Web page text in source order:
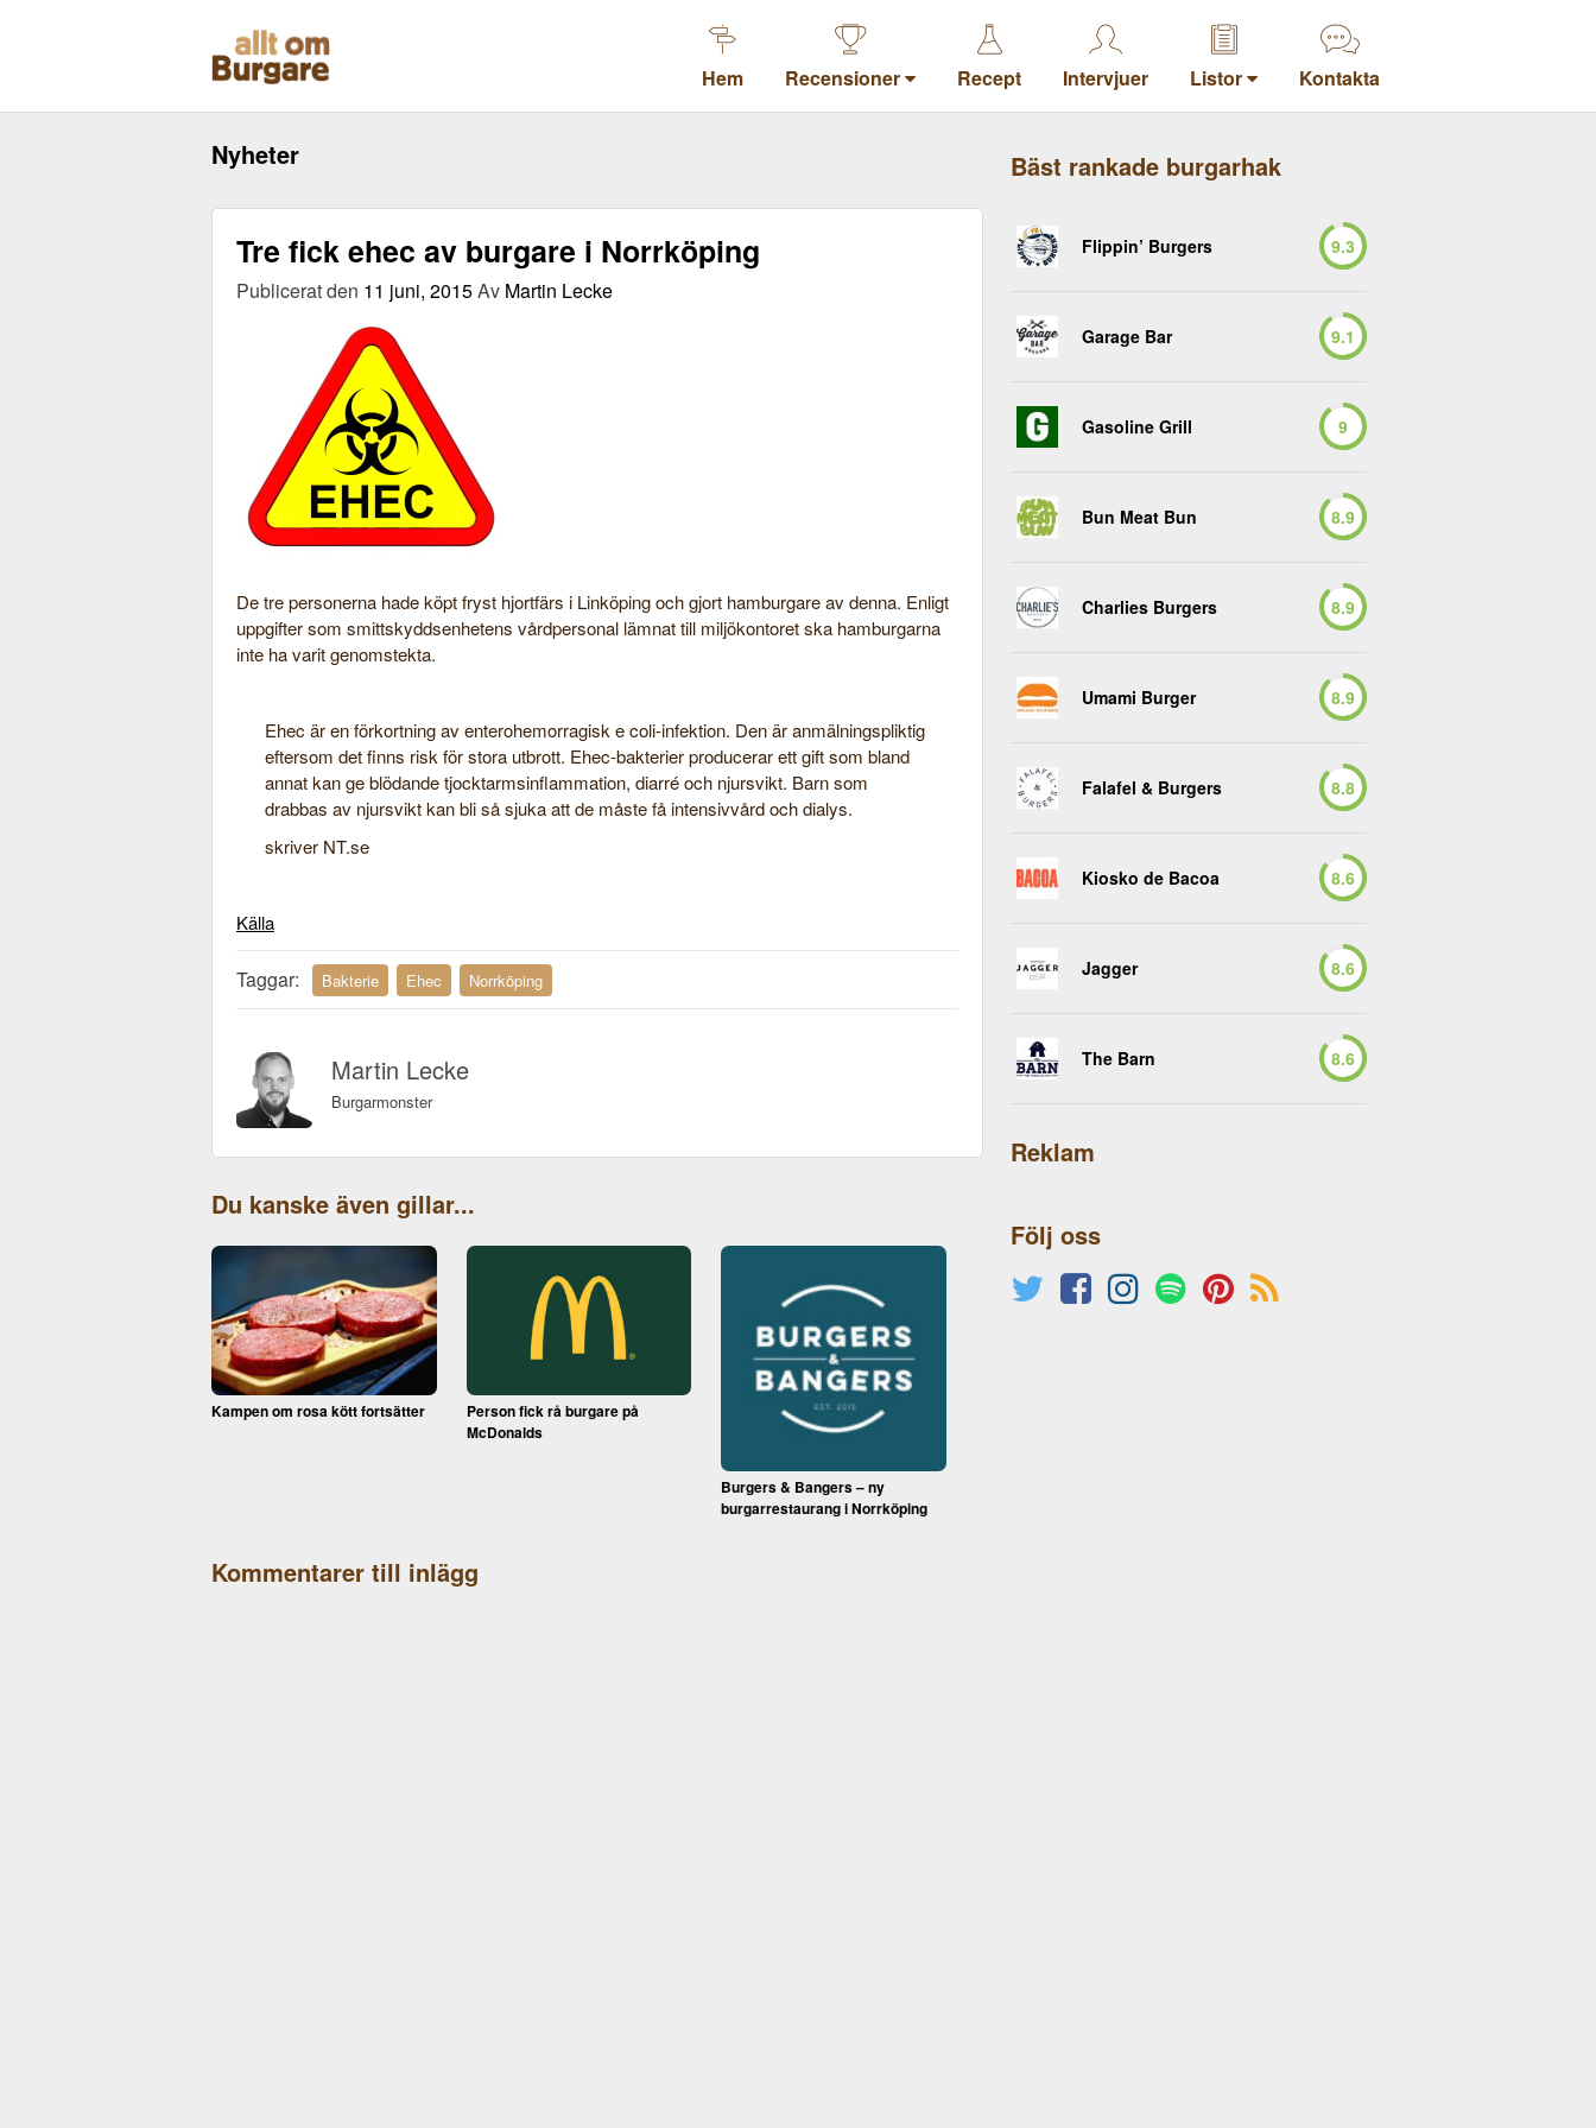
Hem Recensioner Recept Intervjuer Listor Kontakta
Nyheter
Tre fick ehec av burgare i Norrköping
Publicerat den 11 juni, 2015Av Martin Lecke
De tre personerna hade köpt fryst hjortfärs i Linköping och gjort hamburgare av denna. Enligt
uppgifter som smittskyddsenhetens vårdpersonal lämnat till miljökontoret ska hamburgarna
inte ha varit genomstekta.
Ehec är en förkortning av enterohemorragisk e coli-infektion. Den är anmälningspliktig
eftersom det finns risk för stora utbrott. Ehec-bakterier producerar ett gift som bland
annat kan ge blödande tjocktarmsinflammation, diarré och njursvikt. Barn som
drabbas av njursvikt kan bli så sjuka att de måste få intensivvård och dialys.
skriver NT.se
Källa
Taggar: Bakterie Ehec Norrköping
Martin Lecke
Burgarmonster
Du kanske även gillar...
Kampen om rosa kött fortsätter
Person fick rå burgare på
McDonalds
Burgers & Bangers – ny
burgarrestaurang i Norrköping
Kommentarer till inlägg
Bäst rankade burgarhak
Flippin’ Burgers 9.3
Garage Bar 9.1
Gasoline Grill 9
Bun Meat Bun 8.9
Charlies Burgers 8.9
Umami Burger 8.9
Falafel & Burgers 8.8
Kiosko de Bacoa 8.6
Jagger 8.6
The Barn 8.6
Reklam
Följ oss